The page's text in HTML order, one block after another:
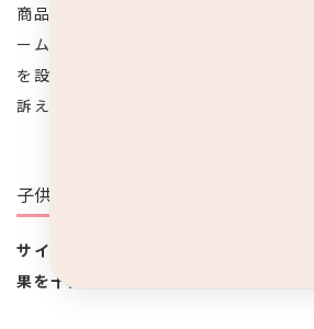
商品によっては、口周りに空間ができ
ーム型になっていたり、呼吸がしやす
を設けた優しい作りの商品も販売して
訴える子供にはとてもおすすめです。
子供の顔に合うサイズ感
サイズが合っていないと隙間ができて
果を十分に得ることができません。